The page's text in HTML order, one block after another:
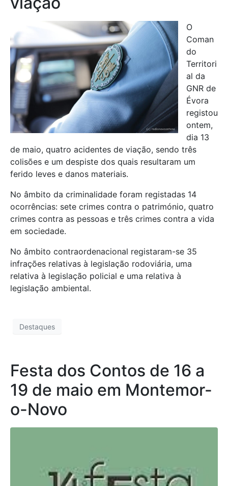
O
Coman
do
Territori
al da
GNR de
Évora
registou
ontem,
dia 13
de maio, quatro acidentes de viação, sendo três
colisões e um despiste dos quais resultaram um
ferido leves e danos materiais.
No âmbito da criminalidade foram registadas 14
ocorrências: sete crimes contra o património, quatro
crimes contra as pessoas e três crimes contra a vida
em sociedade.
No âmbito contraordenacional registaram-se 35
infrações relativas à legislação rodoviária, uma
relativa à legislação policial e uma relativa à
legislação ambiental.
Destaques
Festa dos Contos de 16 a
19 de maio em Montemor-
o-Novo